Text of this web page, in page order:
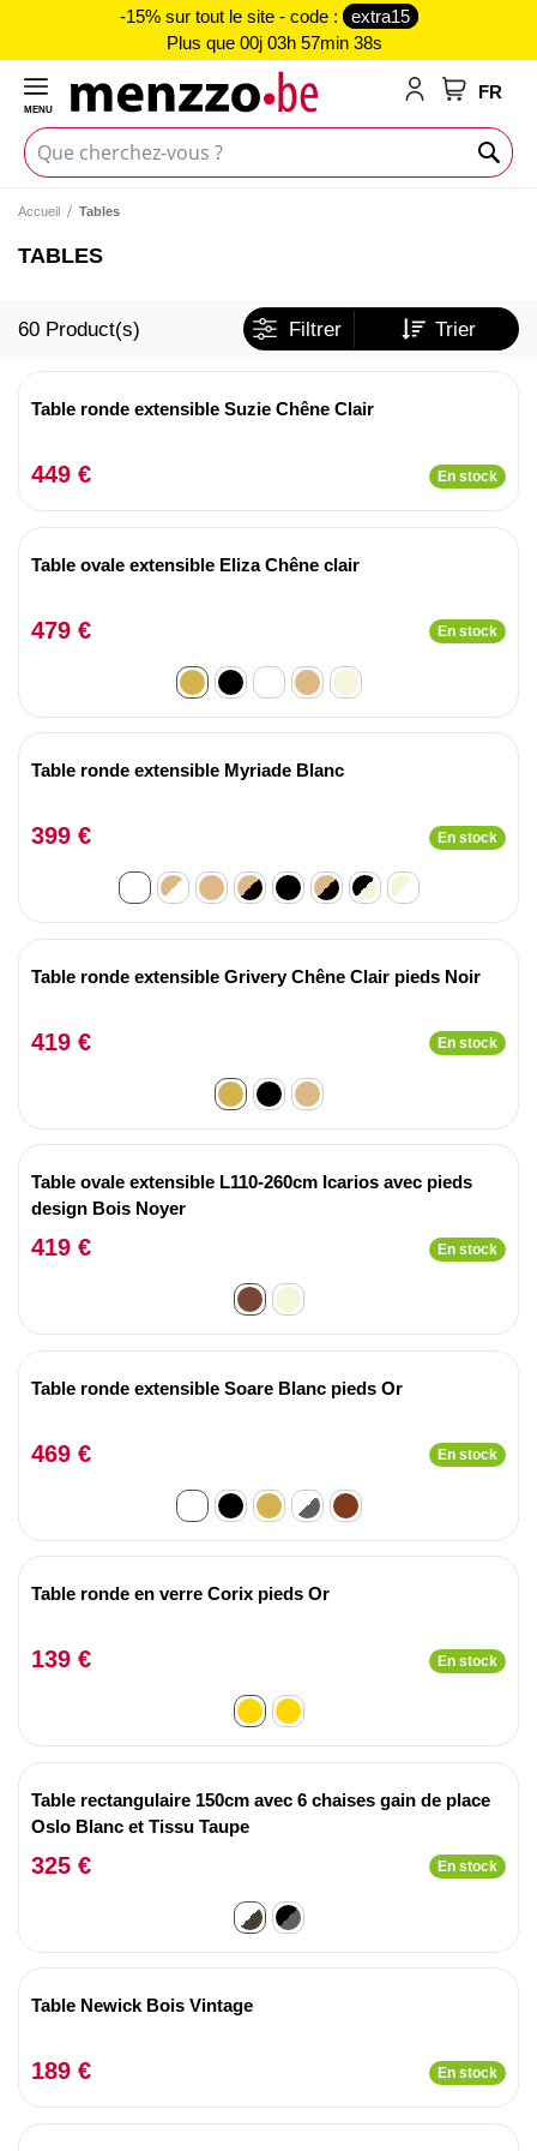
-15% sur tout le site - code :
extra15
Plus que 00j 03h 57min 38s
FR
MENU
Accueil Tables
TABLES
60 Product(s) Filtrer Trier
Table ronde extensible Suzie Chêne Clair
449 € En stock
Table ovale extensible Eliza Chêne clair
479 € En stock
Table ronde extensible Myriade Blanc
399 € En stock
Table ronde extensible Grivery Chêne Clair pieds Noir
419 € En stock
Table ovale extensible L110-260cm Icarios avec pieds
design Bois Noyer
419 € En stock
Table ronde extensible Soare Blanc pieds Or
469 € En stock
Table ronde en verre Corix pieds Or
139 € En stock
Table rectangulaire 150cm avec 6 chaises gain de place
Oslo Blanc et Tissu Taupe
325 € En stock
Table Newick Bois Vintage
189 € En stock